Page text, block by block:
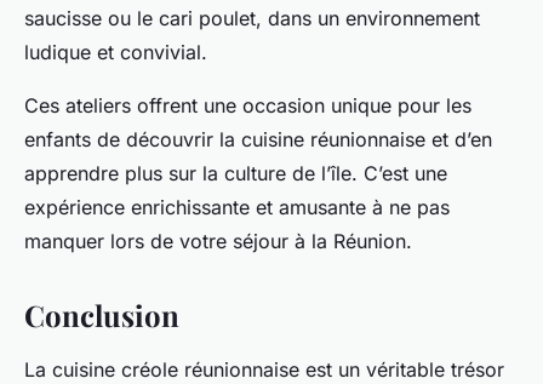
saucisse ou le cari poulet, dans un environnement
ludique et convivial.
Ces ateliers offrent une occasion unique pour les
enfants de découvrir la cuisine réunionnaise et d’en
apprendre plus sur la culture de l’île. C’est une
expérience enrichissante et amusante à ne pas
manquer lors de votre séjour à la Réunion.
Conclusion
La cuisine créole réunionnaise est un véritable trésor